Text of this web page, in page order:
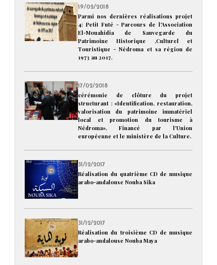
19/02/2018
Parmi nos dernières réalisations projet
4: Petit Futé - Parcours de l'Association
El-Mouahidia de Sauvegarde du
Patrimoine Historique ,Culturel et
Touristique - Nédroma et sa région de
1973 au 2017.
17/02/2018
cérémonie de clôture du projet
structurant : «Identification, restauration,
valorisation du patrimoine immatériel
local et promotion du tourisme à
Nédroma», Financé par l'Union
européenne et le ministère de la Culture.
31/12/2017
Réalisation du quatrième CD de musique
arabo-andalouse Nouba Sika
31/12/2017
Réalisation du troisième CD de musique
arabo-andalouse Nouba Maya